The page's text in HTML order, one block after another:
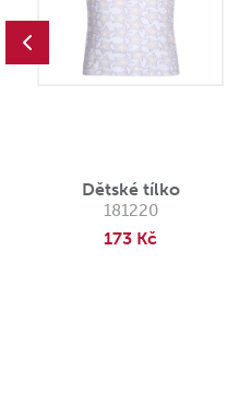
Dětské tílko
181220
173 Kč